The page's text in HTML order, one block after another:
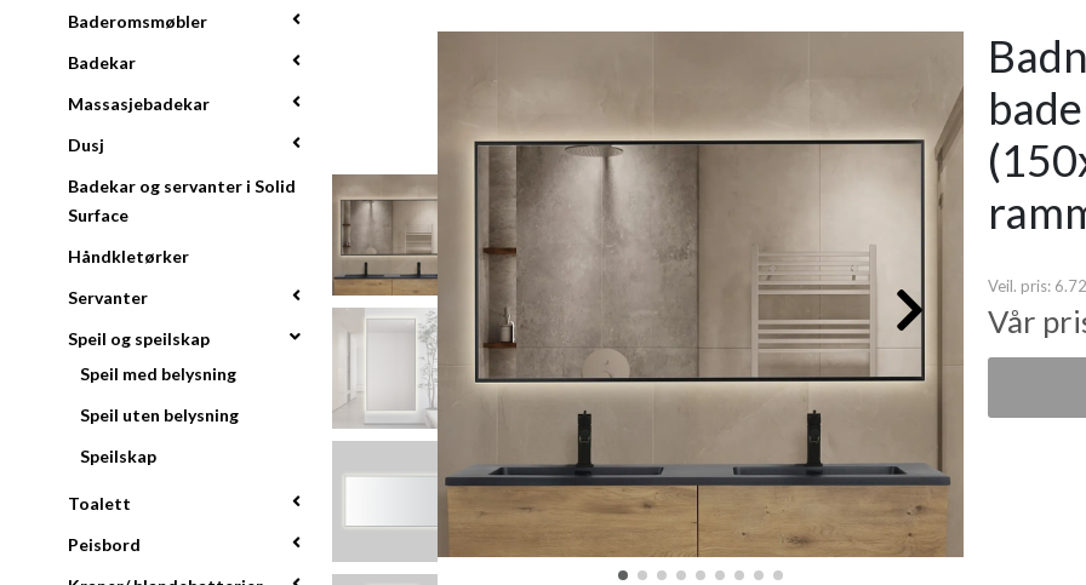
Baderomsmøbler
Badekar
Massasjebadekar
Dusj
Badekar og servanter i Solid
Surface
Håndkletørker
Servanter
Speil og speilskap
Speil med belysning
Speil uten belysning
Speilskap
Toalett
Peisbord
Veil. pris:
Vår